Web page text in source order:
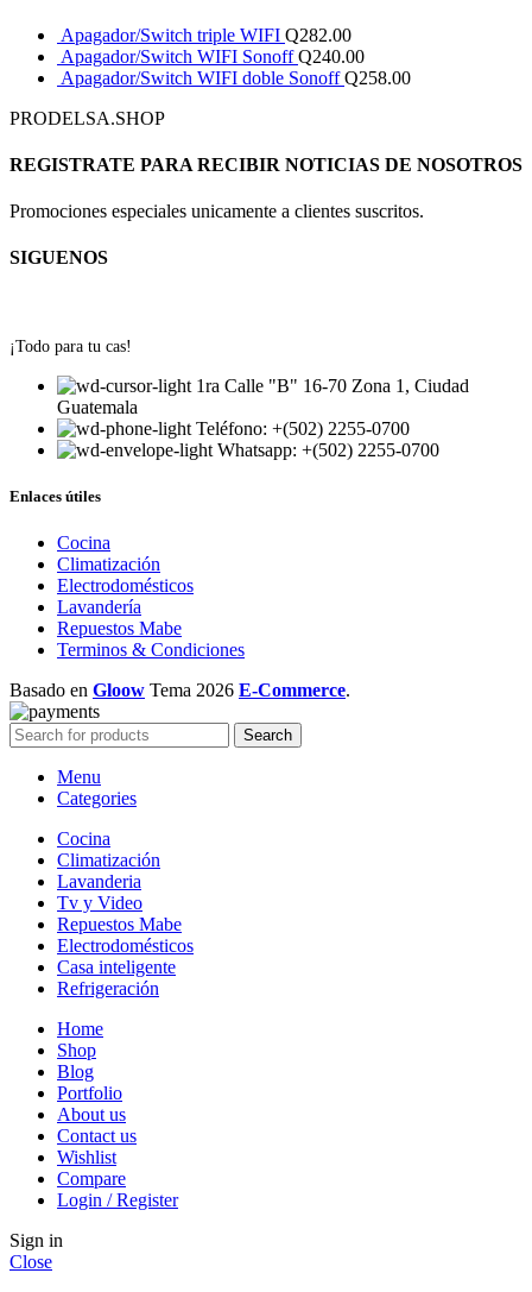
Apagador/Switch triple WIFI Q282.00
Apagador/Switch WIFI SonoffQ240.00
Apagador/Switch WIFI doble SonoffQ258.00
PRODELSA.SHOP
REGISTRATE PARA RECIBIR NOTICIAS DE NOSOTROS
Promociones especiales unicamente a clientes suscritos.
SIGUENOS
¡Todo para tu cas!
1ra Calle "B" 16-70 Zona 1, Ciudad
Guatemala
Teléfono: +(502) 2255-0700
Whatsapp: +(502) 2255-0700
Enlaces útiles
Cocina
Climatización
Electrodomésticos
Lavandería
Repuestos Mabe
Terminos & Condiciones
Basado en Gloow Tema 2026 E-Commerce.
Search
Menu
Categories
Cocina
Climatización
Lavanderia
Tv y Video
Repuestos Mabe
Electrodomésticos
Casa inteligente
Refrigeración
Home
Shop
Blog
Portfolio
About us
Contact us
Wishlist
Compare
Login / Register
Sign in
Close